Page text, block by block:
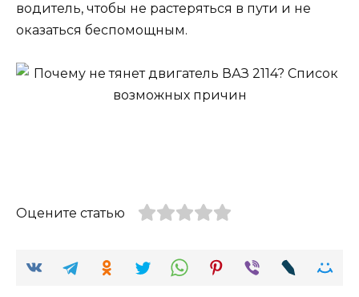
водитель, чтобы не растеряться в пути и не
оказаться беспомощным.
Оцените статью